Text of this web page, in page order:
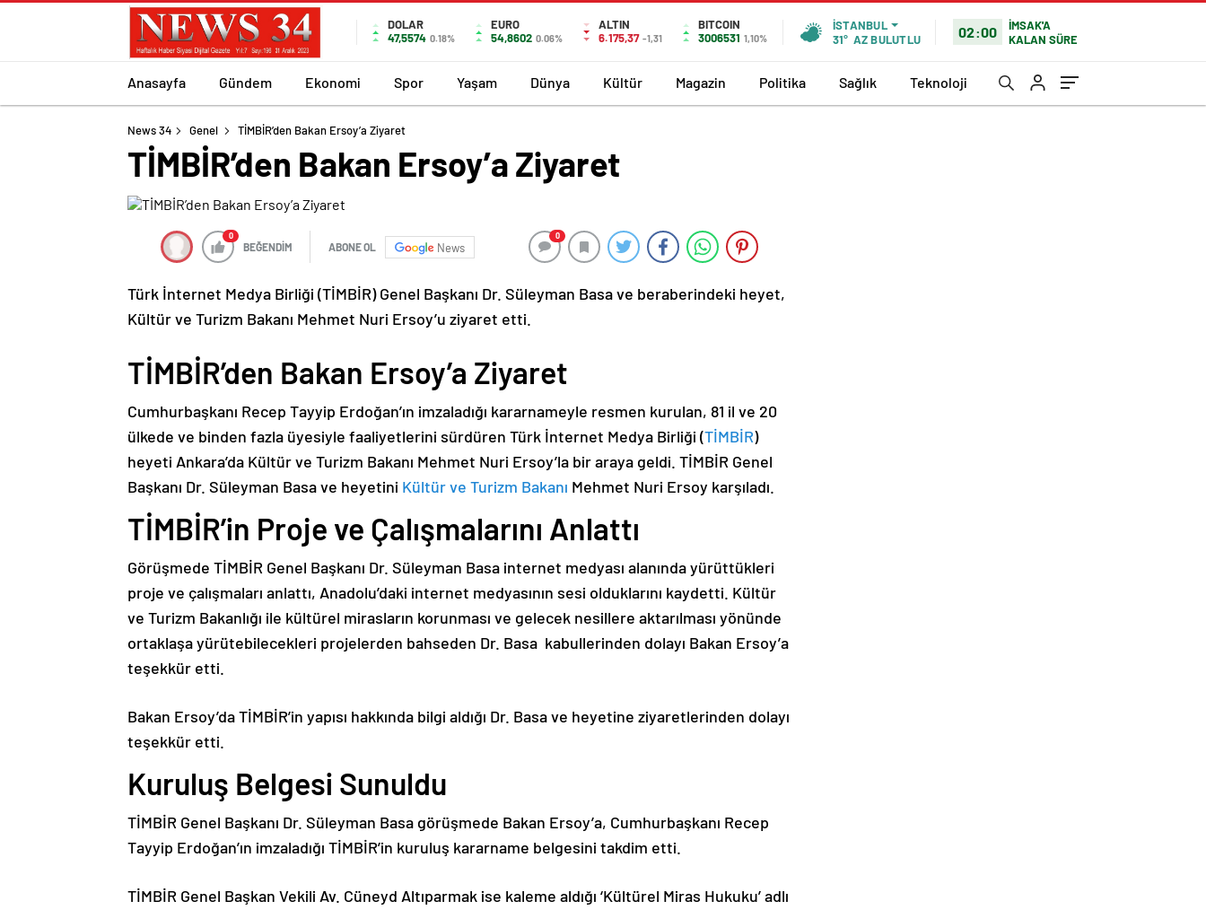
DOLAR
47,5574 0.18%
EURO
54,8602 0.06%
ALTIN
6.175,37 -1,31
BITCOIN
3006531 1,10%
İSTANBUL
31° AZ BULUTLU 02:00
İMSAK'A
KALAN SÜRE
Anasayfa Gündem Ekonomi Spor Yaşam Dünya Kültür Magazin Politika Sağlık Teknoloji
News 34 Genel TİMBİR’den Bakan Ersoy’a Ziyaret
TİMBİR’den Bakan Ersoy’a Ziyaret
0
BEĞENDİM ABONE OL News
0
Türk İnternet Medya Birliği (TİMBİR) Genel Başkanı Dr. Süleyman Basa ve beraberindeki heyet,
Kültür ve Turizm Bakanı Mehmet Nuri Ersoy’u ziyaret etti.
TİMBİR’den Bakan Ersoy’a Ziyaret
Cumhurbaşkanı Recep Tayyip Erdoğan’ın imzaladığı kararnameyle resmen kurulan, 81 il ve 20
ülkede ve binden fazla üyesiyle faaliyetlerini sürdüren Türk İnternet Medya Birliği (TİMBİR)
heyeti Ankara’da Kültür ve Turizm Bakanı Mehmet Nuri Ersoy’la bir araya geldi. TİMBİR Genel
Başkanı Dr. Süleyman Basa ve heyetini Kültür ve Turizm Bakanı Mehmet Nuri Ersoy karşıladı.
TİMBİR’in Proje ve Çalışmalarını Anlattı
Görüşmede TİMBİR Genel Başkanı Dr. Süleyman Basa internet medyası alanında yürüttükleri
proje ve çalışmaları anlattı, Anadolu’daki internet medyasının sesi olduklarını kaydetti. Kültür
ve Turizm Bakanlığı ile kültürel mirasların korunması ve gelecek nesillere aktarılması yönünde
ortaklaşa yürütebilecekleri projelerden bahseden Dr. Basa kabullerinden dolayı Bakan Ersoy’a
teşekkür etti.
Bakan Ersoy’da TİMBİR’in yapısı hakkında bilgi aldığı Dr. Basa ve heyetine ziyaretlerinden dolayı
teşekkür etti.
Kuruluş Belgesi Sunuldu
TİMBİR Genel Başkanı Dr. Süleyman Basa görüşmede Bakan Ersoy’a, Cumhurbaşkanı Recep
Tayyip Erdoğan’ın imzaladığı TİMBİR’in kuruluş kararname belgesini takdim etti.
TİMBİR Genel Başkan Vekili Av. Cüneyd Altıparmak ise kaleme aldığı ‘Kültürel Miras Hukuku’ adlı